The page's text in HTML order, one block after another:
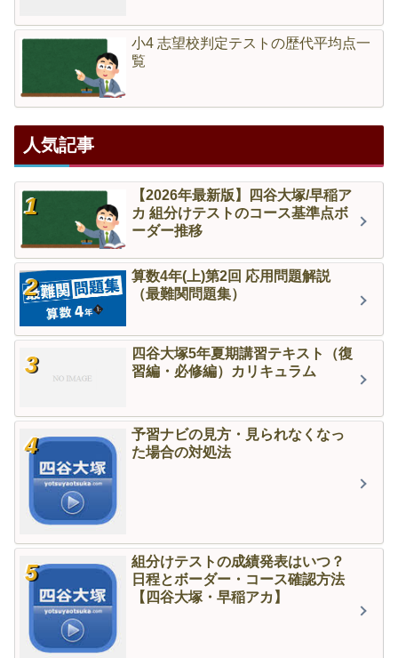
小4 志望校判定テストの歴代平均点一
覧
人気記事
【2026年最新版】四谷大塚/早稲ア
カ 組分けテストのコース基準点ボ
ーダー推移
算数4年(上)第2回 応用問題解説
（最難関問題集）
四谷大塚5年夏期講習テキスト（復
習編・必修編）カリキュラム
予習ナビの見方・見られなくなっ
た場合の対処法
組分けテストの成績発表はいつ？
日程とボーダー・コース確認方法
【四谷大塚・早稲アカ】